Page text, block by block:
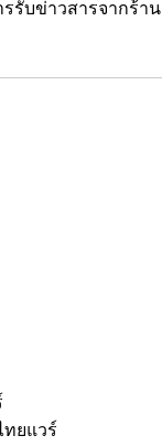
รับข่าวสารจากร้าน
ยแวร์